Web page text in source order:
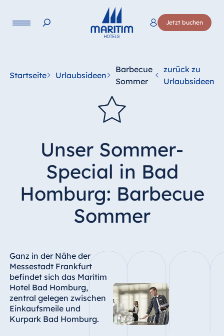
Jetzt buchen
Startseite Urlaubsideen
Barbecue
Sommer
zurück zu
Urlaubsideen
Unser Sommer-
Special in Bad
Homburg: Barbecue
Sommer
Ganz in der Nähe der
Messestadt Frankfurt
befindet sich das Maritim
Hotel Bad Homburg,
zentral gelegen zwischen
Einkaufsmeile und
Kurpark Bad Homburg.